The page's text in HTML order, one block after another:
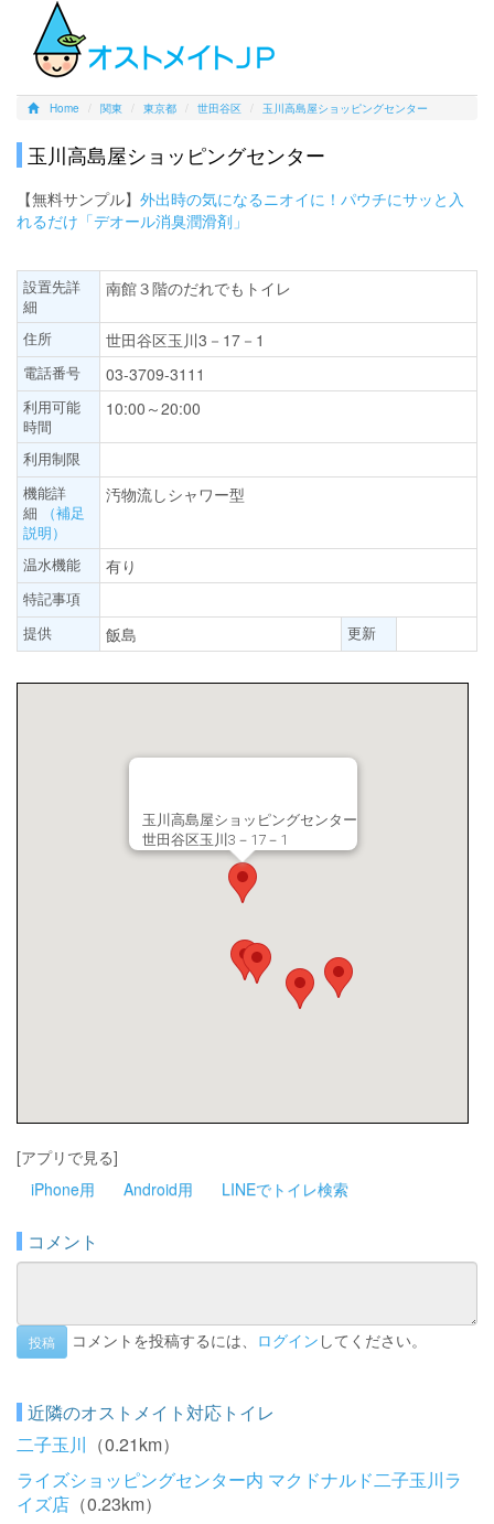
Home 関東 東京都 世田谷区 玉川高島屋ショッピングセンター
玉川高島屋ショッピングセンター
【無料サンプル】 外出時の気になるニオイに！パウチにサッと入
れるだけ「デオール消臭潤滑剤」
設置先詳
細
南館３階のだれでもトイレ
住所 世田谷区玉川3－17－1
電話番号 03-3709-3111
利用可能
時間
10:00～20:00
利用制限
機能詳
細
（補足
説明）
汚物流しシャワー型
温水機能 有り
特記事項
提供
飯島 更新
玉川高島屋ショッピングセンター
世田谷区玉川3－17－1
[アプリで見る]
iPhone用
Android用 LINEでトイレ検索
コメント
投稿 コメントを投稿するには、 ログイン してください。
近隣のオストメイト対応トイレ
二子玉川 （0.21km）
ライズショッピングセンター内 マクドナルド二子玉川ラ
イズ店 （0.23km）